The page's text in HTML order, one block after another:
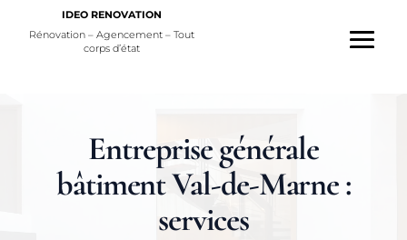
IDEO RENOVATION
Rénovation – Agencement – Tout
corps d’état
Entreprise générale
bâtiment Val-de-Marne :
services